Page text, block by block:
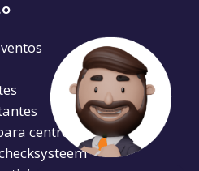
centros de salud